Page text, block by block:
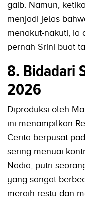
gaib. Namun,
menjadi jelas
menakut-nakuti, ia
pernah Srini buat
8. Bidadari
2026
Diproduksi oleh
ini menampilkan
Cerita berpusat
sering menuai
Nadia, putri
yang sangat
meraih restu dan